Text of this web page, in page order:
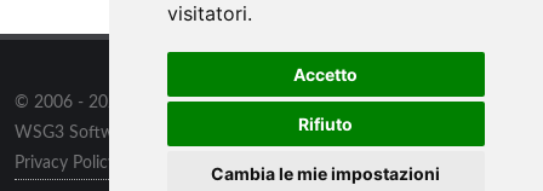
visitatori.
Accetto
Rifiuto
Cambia le mie impostazioni
© 2006 - 2026 WSG3 STUDIOtutti i diritti riservati. Powered by
WSG3 Software
Privacy Policy
Preferenze sui Cookies